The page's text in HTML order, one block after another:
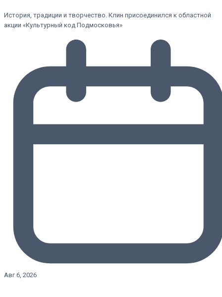
История, традиции и творчество. Клин присоединился к областной
акции «Культурный код Подмосковья»
Авг 6, 2026